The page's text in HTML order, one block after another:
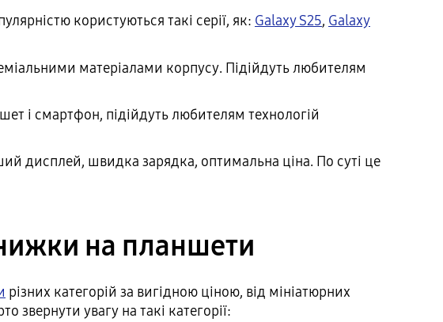
користуються такі серії, як: Galaxy S25, Galaxy
матеріалами корпусу. Підійдуть любителям
і смартфон, підійдуть любителям технологій
дисплей, швидка зарядка, оптимальна ціна. По суті це
на планшети
різних категорій за вигідною ціною, від мініатюрних
звернути увагу на такі категорії: